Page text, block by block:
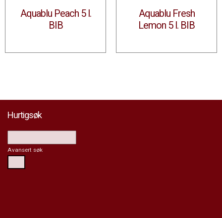
Aquablu Peach 5 l.
BIB
Aquablu Fresh
Lemon 5 l. BIB
Hurtigsøk
Avansert søk